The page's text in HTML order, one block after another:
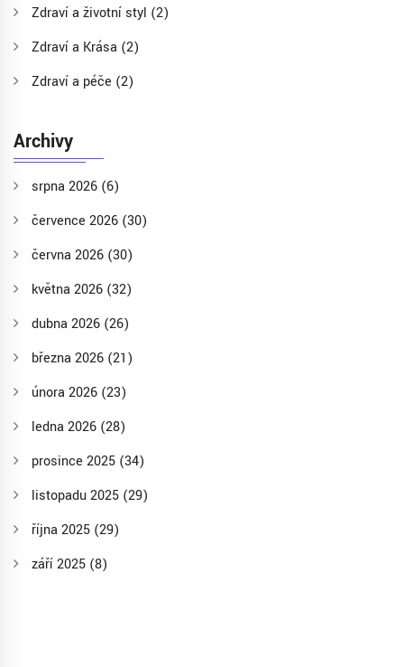
Zdraví a životní styl (2)
Zdraví a Krása (2)
Zdraví a péče (2)
Archivy
srpna 2026 (6)
července 2026 (30)
června 2026 (30)
května 2026 (32)
dubna 2026 (26)
března 2026 (21)
února 2026 (23)
ledna 2026 (28)
prosince 2025 (34)
listopadu 2025 (29)
října 2025 (29)
září 2025 (8)